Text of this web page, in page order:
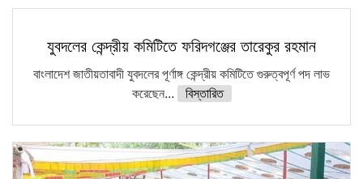
ফরিদগঞ্জে আগুনে পুড়লো ৬ ব্যবসা প্রতিষ্ঠান
যুবদলের কেন্দ্রীয় কমিটিতে ফরিদগঞ্জের তারেকুর রহমান
বাংলাদেশ জাতীয়তাবাদী যুবদলের পূর্ণাঙ্গ কেন্দ্রীয় কমিটিতে গুরুত্বপূর্ণ পদ লাভ
করেছেন...
বিস্তারিত